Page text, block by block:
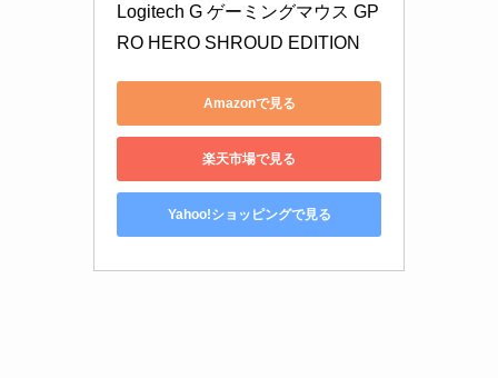
Logitech G ゲーミングマウス GP
RO HERO SHROUD EDITION
Amazonで見る
楽天市場で見る
Yahoo!ショッピングで見る